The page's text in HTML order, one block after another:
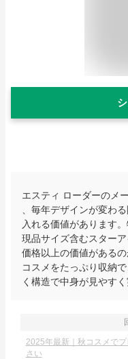
エスティ ローダーのメ
、毎年デザインが変わ
入れる価値があります
現品サイズ含むスター
価格以上の価値がある
コスメをたっぷり収納
く構造で中身が見やす
2025年最新｜秋コスメで
さい